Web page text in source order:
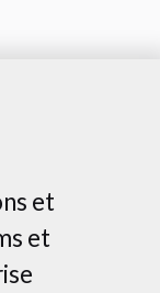
et
et